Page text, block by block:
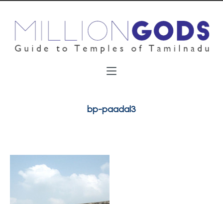
bp-paadal3